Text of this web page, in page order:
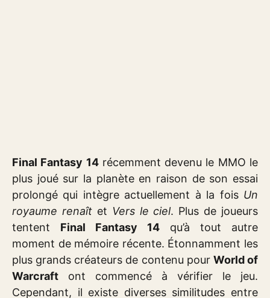
Final Fantasy 14récemment devenu le MMO le
plus joué sur la planète en raison de son essai
prolongé qui intègre actuellement à la fois Un
royaume renaîtet Vers le ciel. Plus de joueurs
tentent Final Fantasy 14 qu’à tout autre
moment de mémoire récente. Étonnamment les
plus grands créateurs de contenu pour World of
Warcraft ont commencé à vérifier le jeu.
Cependant, il existe diverses similitudes entre